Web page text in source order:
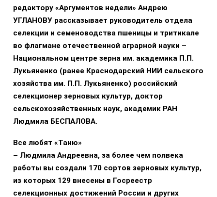
редактору «Аргументов недели» Андрею
УГЛАНОВУ рассказывает руководитель отдела
селекции и семеноводства пшеницы и тритикале
во флагмане отечественной аграрной науки –
Национальном центре зерна им. академика П.П.
Лукьяненко (ранее Краснодарский НИИ сельского
хозяйства им. П.П. Лукьяненко) российский
селекционер зерновых культур, доктор
сельскохозяйственных наук, академик РАН
Людмила БЕСПАЛОВА.
Все любят «Таню»
– Людмила Андреевна, за более чем полвека
работы вы создали 170 сортов зерновых культур,
из которых 129 внесены в Госреестр
селекционных достижений России и других